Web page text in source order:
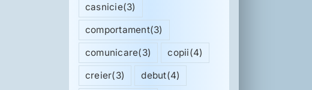
casnicie(3)
comportament(3)
comunicare(3) copii(4)
creier(3) debut(4)